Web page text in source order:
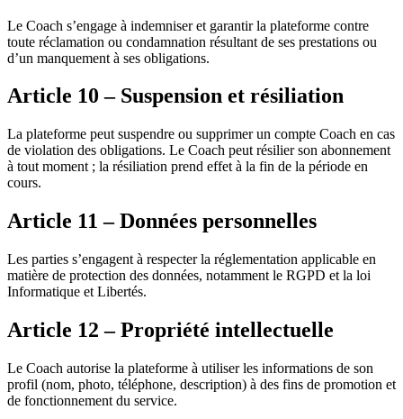
Le Coach s’engage à indemniser et garantir la plateforme contre
toute réclamation ou condamnation résultant de ses prestations ou
d’un manquement à ses obligations.
Article 10 – Suspension et résiliation
La plateforme peut suspendre ou supprimer un compte Coach en cas
de violation des obligations. Le Coach peut résilier son abonnement
à tout moment ; la résiliation prend effet à la fin de la période en
cours.
Article 11 – Données personnelles
Les parties s’engagent à respecter la réglementation applicable en
matière de protection des données, notamment le RGPD et la loi
Informatique et Libertés.
Article 12 – Propriété intellectuelle
Le Coach autorise la plateforme à utiliser les informations de son
profil (nom, photo, téléphone, description) à des fins de promotion et
de fonctionnement du service.